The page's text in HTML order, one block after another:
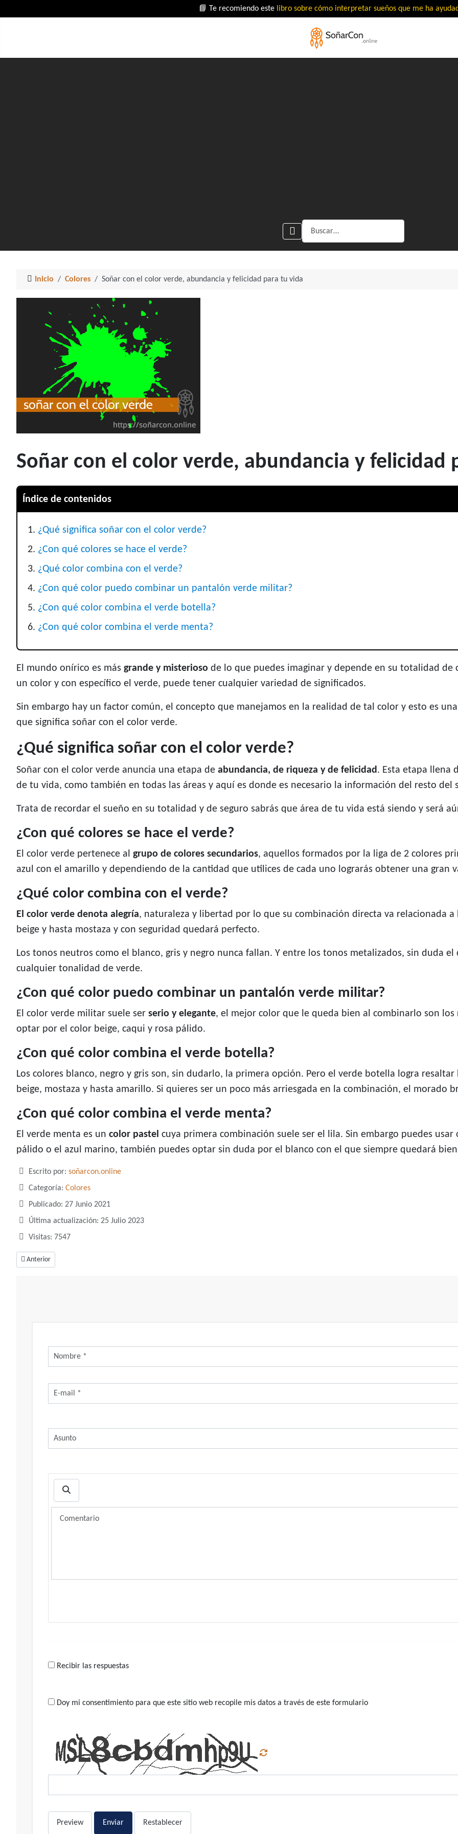
📘 Te recomiendo este libro sobre cómo interpretar sueños que me ha
Buscar
Inicio Colores Soñar con el color verde, abundancia y felicidad para tu vida
Soñar con el color verde, abundancia y felicidad
Índice de contenidos
¿Qué significa soñar con el color verde?
¿Con qué colores se hace el verde?
¿Qué color combina con el verde?
¿Con qué color puedo combinar un pantalón verde militar?
¿Con qué color combina el verde botella?
¿Con qué color combina el verde menta?
El mundo onírico es más grande y misterioso de lo que puedes imaginar y depende en su totalidad de
un color y con específico el verde, puede tener cualquier variedad de significados.
Sin embargo hay un factor común, el concepto que manejamos en la realidad de tal color y esto es
que significa soñar con el color verde.
¿Qué significa soñar con el color verde?
Soñar con el color verde anuncia una etapa de abundancia, de riqueza y de felicidad. Esta etapa llena
de tu vida, como también en todas las áreas y aquí es donde es necesario la información del resto del
Trata de recordar el sueño en su totalidad y de seguro sabrás que área de tu vida está siendo y será
¿Con qué colores se hace el verde?
El color verde pertenece al grupo de colores secundarios, aquellos formados por la liga de 2 colores
azul con el amarillo y dependiendo de la cantidad que utilices de cada uno lograrás obtener una gran
¿Qué color combina con el verde?
El color verde denota alegría, naturaleza y libertad por lo que su combinación directa va relacionada
beige y hasta mostaza y con seguridad quedará perfecto.
Los tonos neutros como el blanco, gris y negro nunca fallan. Y entre los tonos metalizados, sin duda
cualquier tonalidad de verde.
¿Con qué color puedo combinar un pantalón verde militar?
El color verde militar suele ser serio y elegante, el mejor color que le queda bien al combinarlo son
optar por el color beige, caqui y rosa pálido.
¿Con qué color combina el verde botella?
Los colores blanco, negro y gris son, sin dudarlo, la primera opción. Pero el verde botella logra
beige, mostaza y hasta amarillo. Si quieres ser un poco más arriesgada en la combinación, el morado
¿Con qué color combina el verde menta?
El verde menta es un color pastel cuya primera combinación suele ser el lila. Sin embargo puedes
pálido o el azul marino, también puedes optar sin duda por el blanco con el que siempre quedará
Detalles
Escrito por: soñarcon.online
Categoría: Colores
Publicado: 27 Junio 2021
Última actualización: 25 Julio 2023
Visitas: 7547
Artículo anterior: Soñar con el color dorado, un color con símbolos de alegrías
Anterior
Recibir las respuestas
Doy mi consentimiento para que este sitio web recopile mis datos a través de este formulario
Preview Enviar Restablecer